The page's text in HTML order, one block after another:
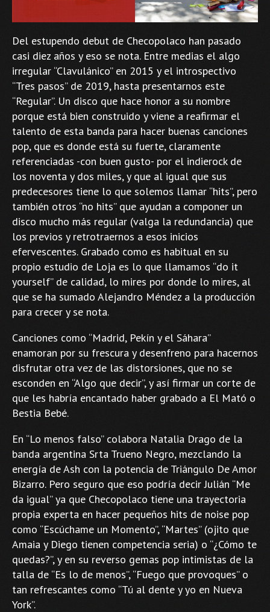
Del estupendo debut de Checopolaco han pasado
casi diez años y eso se nota. Entre medias el algo
irregular “Clavulánico” en 2015 y el introspectivo
“Tres pasos” de 2019, hasta presentarnos este
“Regular”. Un disco que hace honor a su nombre
porque está bien construido y viene a reafirmar el
talento de esta banda para hacer buenas canciones
pop, que es donde está su fuerte, claramente
referenciadas -con buen gusto- por el indierock de
los noventa y dos miles, y que al igual que sus
predecesores tiene lo que solemos llamar “hits”, pero
también otros “no hits” que ayudan a componer un
disco mucho más regular (valga la redundancia) que
los previos y retrotraernos a esos inicios
efervescentes. Grabado como es habitual en su
propio estudio de Loja es lo que llamamos “do it
yourself” de calidad, lo mires por donde lo mires, al
que se ha sumado Alejandro Méndez a la producción
para crecer y se nota.
Canciones como “Madrid, Pekín y el Sáhara”
enamoran por su frescura y desenfreno para hacernos
disfrutar otra vez de las distorsiones, que no se
esconden en “Algo que decir”, y así firmar un corte de
que les habría encantado haber grabado a El Mató o
Bestia Bebé.
En “Lo menos falso” colabora Natalia Drago de la
banda argentina Srta Trueno Negro, mezclando la
energía de Ash con la potencia de Triángulo De Amor
Bizarro. Pero seguro que eso podría decir Julián “Me
da igual” ya que Checopolaco tiene una trayectoria
propia experta en hacer pequeños hits de noise pop
como “Escúchame un Momento”, “Martes” (ojito que
Amaia y Diego tienen competencia seria) o “¿Cómo te
quedas?”, y en su reverso gemas pop intimistas de la
talla de “Es lo de menos”, “Fuego que provoques” o
tan refrescantes como “Tú al dente y yo en Nueva
York”.